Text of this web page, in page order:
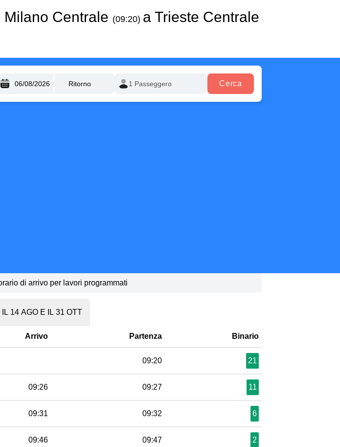
Centrale (09:20) a Trieste Centrale
Cerca
di arrivo per lavori programmati
14 AGO E IL 31 OTT
Arrivo Partenza Binario
09:20 21
09:26 09:27 11
09:31 09:32 6
09:46 09:47 2